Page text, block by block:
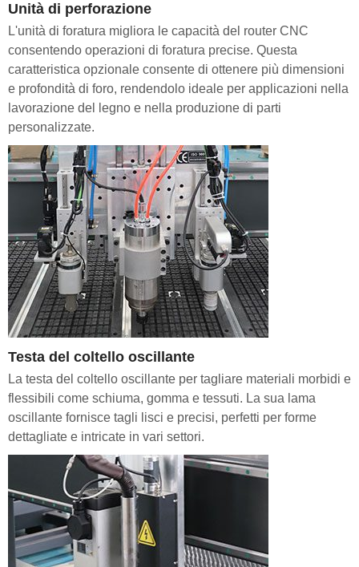
Unità di perforazione
L'unità di foratura migliora le capacità del router CNC
consentendo operazioni di foratura precise. Questa
caratteristica opzionale consente di ottenere più dimensioni
e profondità di foro, rendendolo ideale per applicazioni nella
lavorazione del legno e nella produzione di parti
personalizzate.
Testa del coltello oscillante
La testa del coltello oscillante per tagliare materiali morbidi e
flessibili come schiuma, gomma e tessuti. La sua lama
oscillante fornisce tagli lisci e precisi, perfetti per forme
dettagliate e intricate in vari settori.